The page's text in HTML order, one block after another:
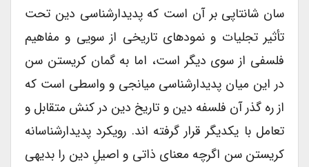
سان شانتاپی بر آن است که پدیدارشناسی دین تحت
تأثیر تجلیات و نمودهای تاریخی از سویی و مفاهیم
فلسفی از سوی دیگر است، اما به گمان کریستن سن
در این میان پدیدارشناسی میانجی و واسطی است که
از ره گذر آن فلسفه دین و تاریخ دین در کنش متقابل و
تعامل با یکدیگر قرار گرفته اند. رویکرد پدیدارشناسانه
کریستن سن اگرچه معنای ذاتی و اصیلِ دین را بدیهی